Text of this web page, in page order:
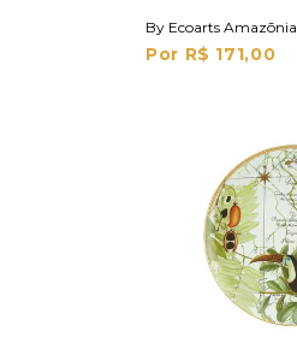
By Ecoarts Amazōnia
Por R$ 171,00